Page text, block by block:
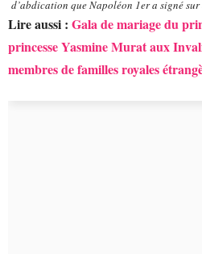
d’abdication que Napoléon 1er a signé
Lire aussi : Gala de mariage du
princesse Yasmine Murat aux
membres de familles royales